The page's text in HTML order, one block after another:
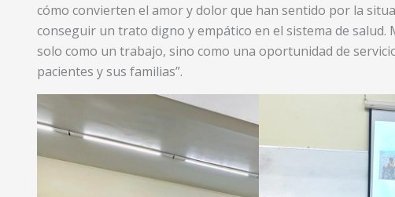
cómo convierten el amor y dolor que han sentido por la
conseguir un trato digno y empático en el sistema de
solo como un trabajo, sino como una oportunidad de
pacientes y sus familias”.